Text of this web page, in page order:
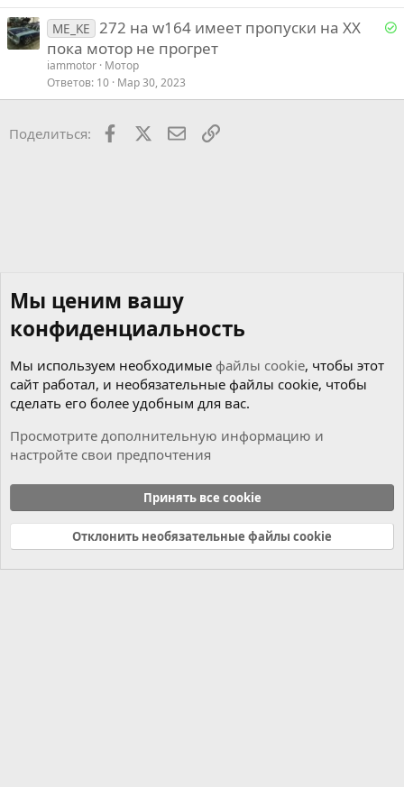
Р
н
ME_KE 272 на w164 имеет пропуски на ХХ
пока мотор не прогрет
iammotor Мотор
Ответов 10 Мар 30, 2023
Поделиться: Facebook ПочтаСсылкой
Cookies
Russian (RU)
Связь с нами
Условия и правила
Политика конфиденциальности
Справка Главная
R
Мы ценим вашу
конфиденциальность
Мы используем необходимые файлы cookie, чтобы этот
сайт работал, и необязательные файлы cookie, чтобы
сделать его более удобным для вас.
Просмотрите дополнительную информацию и
настройте свои предпочтения
Принять все cookie
Отклонить необязательные файлы cookie